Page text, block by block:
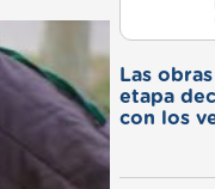
Las
etapa
con los